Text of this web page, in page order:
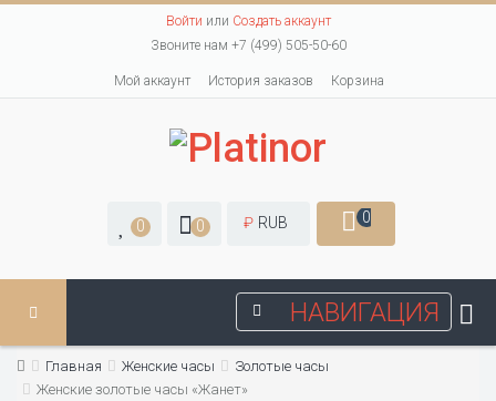
Войти или Создать аккаунт
Звоните нам +7 (499) 505-50-60
Мой аккаунт История заказов Корзина
0 0 ₽ RUB 0
НАВИГАЦИЯ
Главная Женские часы
Золотые часы
Женские золотые часы «Жанет»